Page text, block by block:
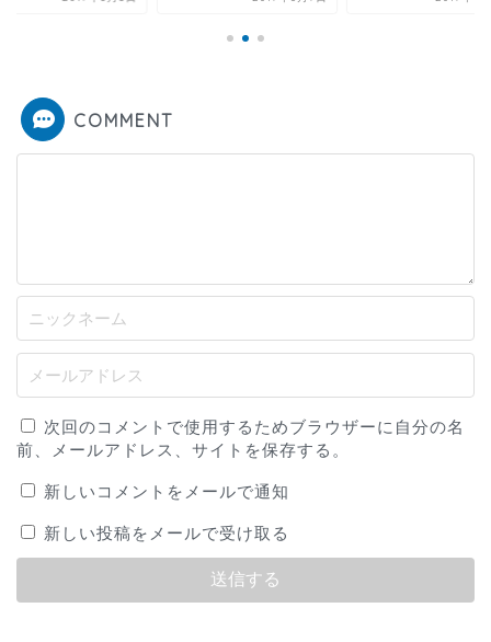
COMMENT
次回のコメントで使用するためブラウザーに自分の名
前、メールアドレス、サイトを保存する。
新しいコメントをメールで通知
新しい投稿をメールで受け取る